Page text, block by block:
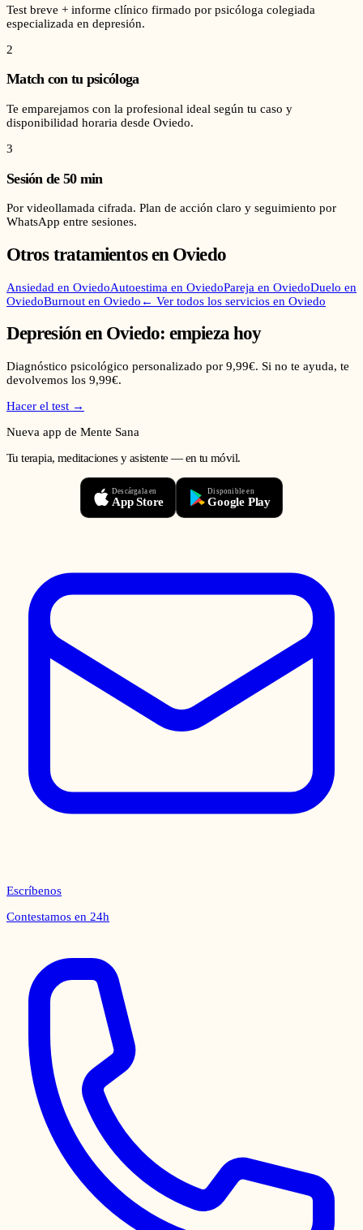
Test breve + informe clínico firmado por psicóloga colegiada
especializada en depresión.
2
Match con tu psicóloga
Te emparejamos con la profesional ideal según tu caso y
disponibilidad horaria desde Oviedo.
3
Sesión de 50 min
Por videollamada cifrada. Plan de acción claro y seguimiento por
WhatsApp entre sesiones.
Otros tratamientos en Oviedo
Ansiedad en OviedoAutoestima en OviedoPareja en OviedoDuelo en
OviedoBurnout en Oviedo ← Ver todos los servicios en Oviedo
Depresiónen Oviedo: empieza hoy
Diagnóstico psicológico personalizado por 9,99€. Si no te ayuda, te
devolvemos los 9,99€.
Hacer el test →
Nueva app de Mente Sana
Tu terapia, meditaciones y asistente — en tu móvil.
Descárgala en
App Store
Disponible en
Google Play
Escríbenos
Contestamos en 24h